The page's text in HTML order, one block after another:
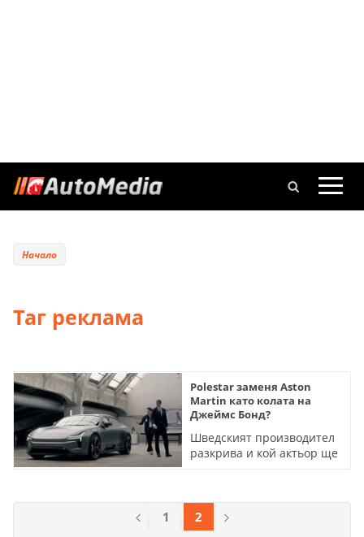
Начало
Таг реклама
Polestar заменя Aston
Martin като колата на
Джеймс Бонд?
Шведският производител
разкрива и кой актьор ще
1 2